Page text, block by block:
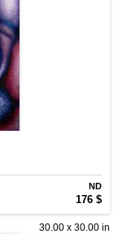
ND
176 $
30.00 x 30.00 in